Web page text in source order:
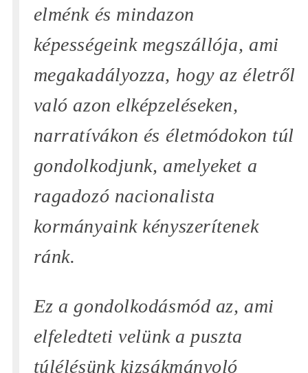
elménk és mindazon
képességeink megszállója, ami
megakadályozza, hogy az életről
való azon elképzeléseken,
narratívákon és életmódokon túl
gondolkodjunk, amelyeket a
ragadozó nacionalista
kormányaink kényszerítenek
ránk.
Ez a gondolkodásmód az, ami
elfeledteti velünk a puszta
túlélésünk kizsákmányoló